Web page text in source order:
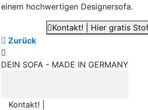
einem hochwertigen Designersofa.
Kontakt! | Hier gratis
Zurück
DEIN SOFA - MADE IN GERMANY
Kontakt! |